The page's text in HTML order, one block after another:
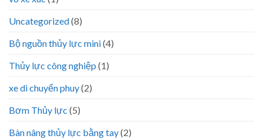
Uncategorized(8)
Bộ nguồn thủy lực mini(4)
Thủy lực công nghiệp (1)
xe di chuyển phuy(2)
Bơm Thủy lực (5)
Bàn nâng thủy lực bằng tay(2)